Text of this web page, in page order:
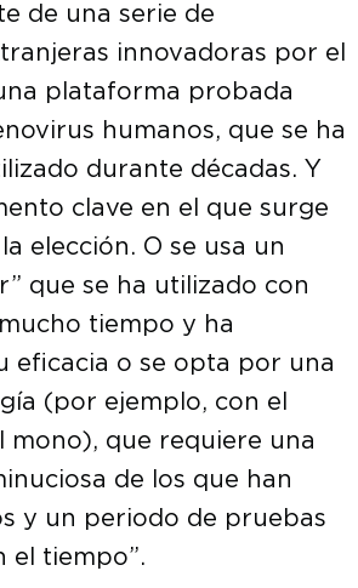
de una serie de
innovadoras por el
plataforma probada
humanos, que se ha
durante décadas. Y
clave en el que surge
elección. O se usa un
que se ha utilizado con
tiempo y ha
eficacia o se opta por una
(por ejemplo, con el
mono), que requiere una
de los que han
y un periodo de pruebas
el tiempo”.